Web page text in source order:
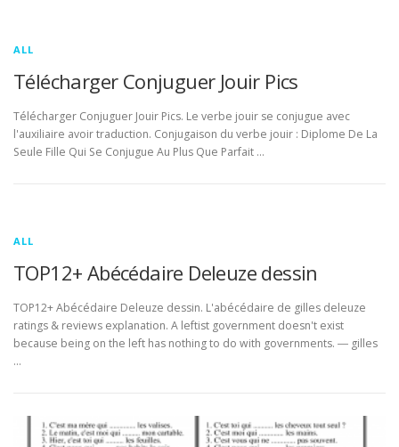
ALL
Télécharger Conjuguer Jouir Pics
Télécharger Conjuguer Jouir Pics. Le verbe jouir se conjugue avec
l'auxiliaire avoir traduction. Conjugaison du verbe jouir : Diplome De La
Seule Fille Qui Se Conjugue Au Plus Que Parfait …
ALL
TOP12+ Abécédaire Deleuze dessin
TOP12+ Abécédaire Deleuze dessin. L'abécédaire de gilles deleuze
ratings & reviews explanation. A leftist government doesn't exist
because being on the left has nothing to do with governments. ― gilles
…